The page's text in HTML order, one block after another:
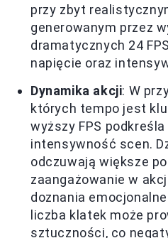
przy zbyt
generowanym przez
dramatycznych 24
napięcie oraz
Dynamika akcji: W
których tempo jest
wyższy FPS
intensywność scen.
odczuwają większe
zaangażowanie w
doznania
liczba klatek może
sztuczności, co